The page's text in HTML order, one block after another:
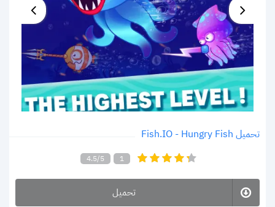
تحميل Fish.IO - Hungry Fish
4.5/5 1
تحميل